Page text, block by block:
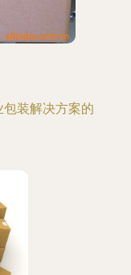
装解决方案的